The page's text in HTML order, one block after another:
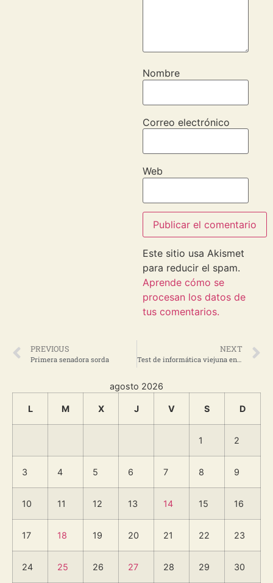
Nombre
Correo electrónico
Web
Este sitio usa Akismet
para reducir el spam.
Aprende cómo se
procesan los datos de
tus comentarios.
PREVIOUS
Primera senadora sorda
NEXT
agosto 2026
L M X J V S D
1 2
3 4 5 6 7 8 9
10 11 12 13 14 15 16
17 18 19 20 21 22 23
24 25 26 27 28 29 30